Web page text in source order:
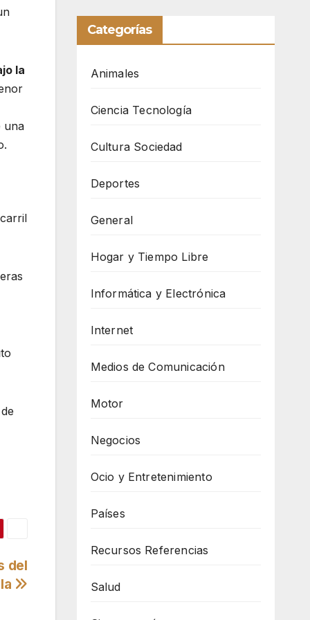
la
una
del
Categorías
Animales
Ciencia Tecnología
Cultura Sociedad
Deportes
General
Hogar y Tiempo Libre
Informática y Electrónica
Internet
Medios de Comunicación
Motor
Negocios
Ocio y Entretenimiento
Países
Recursos Referencias
Salud